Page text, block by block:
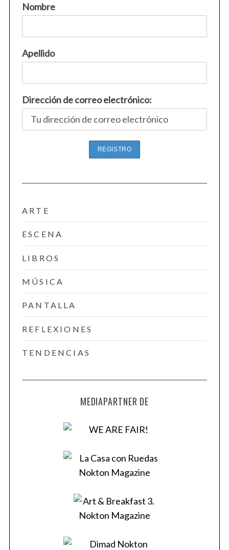
Nombre
Apellido
Dirección de correo electrónico:
ARTE
ESCENA
LIBROS
MÚSICA
PANTALLA
REFLEXIONES
TENDENCIAS
MEDIAPARTNER DE